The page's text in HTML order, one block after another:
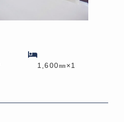
1,600㎜×1